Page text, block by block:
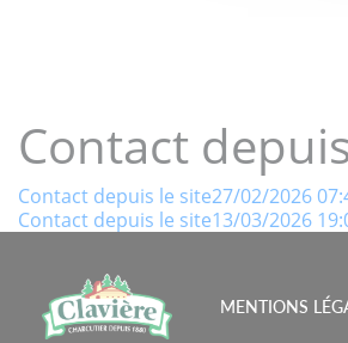
Contact
Navigation
l’article
Contact depuis le site27/02/2026
Contact depuis le site13/03/2026
MENTIONS